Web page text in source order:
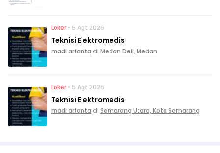
Loker • 5 Agt 2026
Teknisi Elektromedis
madi arfanta di Medan Deli, Medan
Loker • 5 Agt 2026
Teknisi Elektromedis
madi arfanta di Semarang Utara, Kota Semarang